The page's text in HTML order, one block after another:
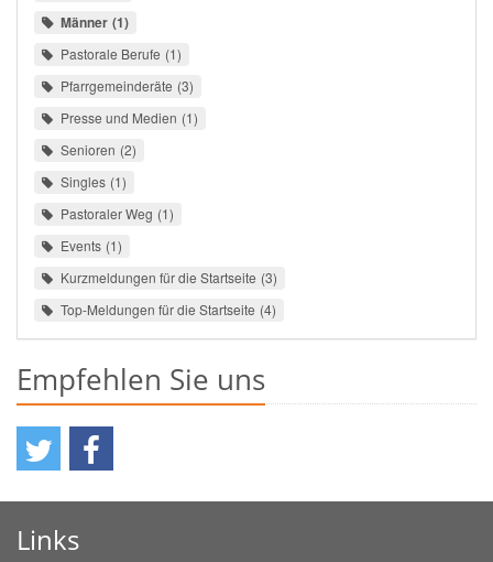
Männer 1
Pastorale Berufe 1
Pfarrgemeinderäte 3
Presse und Medien 1
Senioren 2
Singles 1
Pastoraler Weg 1
Events 1
Kurzmeldungen für die Startseite 3
Top-Meldungen für die Startseite 4
Empfehlen Sie uns
Links